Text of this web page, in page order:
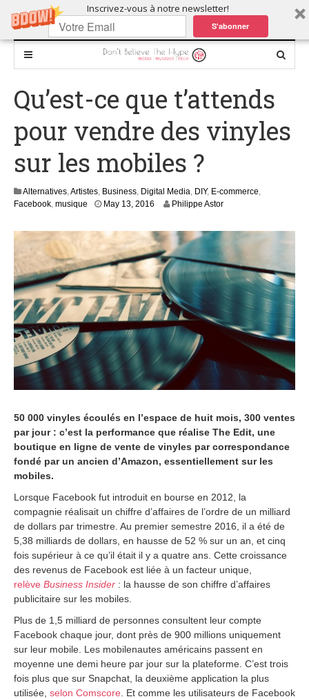
Inscrivez-vous à notre newsletter!
S'abonner
Qu’est-ce que t’attends
pour vendre des vinyles
sur les mobiles ?
Alternatives,Artistes, Business, Digital Media, DIY, E-commerce,
Facebook, musique May 13, 2016
y
2
0
,
2
0
1
6
Philippe Astor
50 000 vinyles écoulés en l’espace de huit mois, 300 ventes
par jour : c’est la performance que réalise The Edit, une
boutique en ligne de vente de vinyles par correspondance
fondé par un ancien d’Amazon, essentiellement sur les
mobiles.
Lorsque Facebook fut introduit en bourse en 2012, la
compagnie réalisait un chiffre d’affaires de l’ordre de un milliard
de dollars par trimestre. Au premier semestre 2016, il a été de
5,38 milliards de dollars, en hausse de 52 % sur un an, et cinq
fois supérieur à ce qu’il était il y a quatre ans. Cette croissance
des revenus de Facebook est liée à un facteur unique,
relève Business Insider : la hausse de son chiffre d’affaires
publicitaire sur les mobiles.
Plus de 1,5 milliard de personnes consultent leur compte
Facebook chaque jour, dont près de 900 millions uniquement
sur leur mobile. Les mobilenautes américains passent en
moyenne une demi heure par jour sur la plateforme. C’est trois
fois plus que sur Snapchat, la deuxième application la plus
utilisée, selon Comscore . Et comme les utilisateurs de Facebook